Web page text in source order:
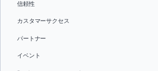
信頼性
カスタマーサクセス
パートナー
イベント